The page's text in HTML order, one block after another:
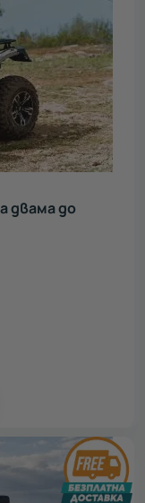
двама до